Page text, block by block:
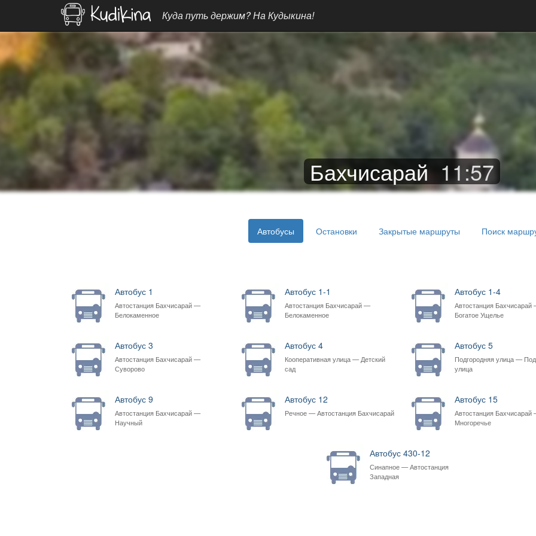
Куда путь держим? На Кудыкина!
Бахчисарай 11:57
Автобусы Остановки Закрытые маршруты Поиск
Автобус 1
Автостанция Бахчисарай —
Белокаменное
Автобус 1-1
Автостанция Бахчисарай —
Белокаменное
Автобус 1-4
Автостанция
Богатое Ущелье
Автобус 3
Автостанция Бахчисарай —
Суворово
Автобус 4
Кооперативная улица — Детский
сад
Автобус 5
Подгородняя улица —
улица
Автобус 9
Автостанция Бахчисарай —
Научный
Автобус 12
Речное — Автостанция Бахчисарай
Автобус 15
Автостанция
Многоречье
Автобус 430-12
Синапное — Автостанция
Западная